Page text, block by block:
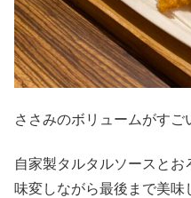
ささみのボリュームがすご
自家製タルタルソースとお
味変しながら最後まで美味